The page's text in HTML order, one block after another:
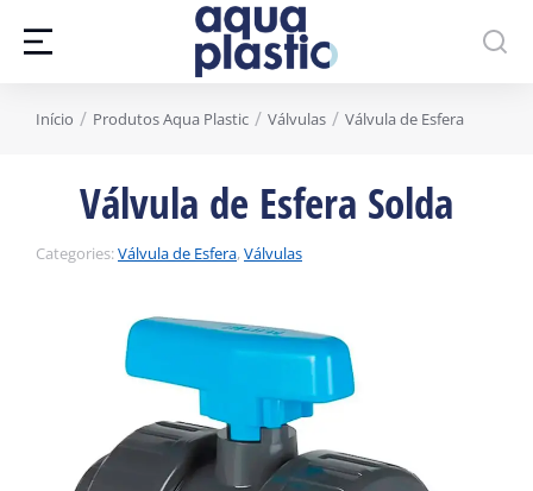
Você está aqui:
Início Produtos Aqua Plastic Válvulas Válvula de Esfera
Válvula de Esfera Solda
Categories:Válvula de Esfera, Válvulas